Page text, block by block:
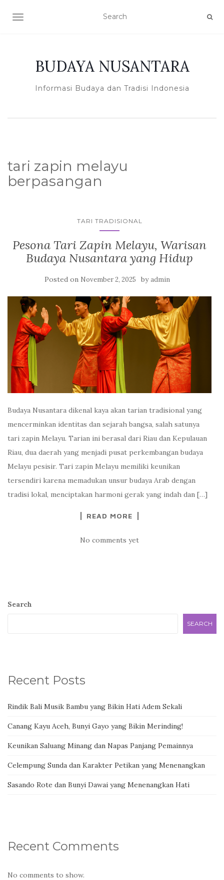
TOGGLE NAVIGATION
BUDAYA NUSANTARA
Informasi Budaya dan Tradisi Indonesia
tari zapin melayu
berpasangan
TARI TRADISIONAL
Pesona Tari Zapin Melayu, Warisan
Budaya Nusantara yang Hidup
Posted on November 2, 2025 byadmin
Budaya Nusantara dikenal kaya akan tarian tradisional yang
mencerminkan identitas dan sejarah bangsa, salah satunya
tari zapin Melayu. Tarian ini berasal dari Riau dan Kepulauan
Riau, dua daerah yang menjadi pusat perkembangan budaya
Melayu pesisir. Tari zapin Melayu memiliki keunikan
tersendiri karena memadukan unsur budaya Arab dengan
tradisi lokal, menciptakan harmoni gerak yang indah dan […]
READ MORE
No comments yet
Search
SEARCH
Recent Posts
Rindik Bali Musik Bambu yang Bikin Hati Adem Sekali
Canang Kayu Aceh, Bunyi Gayo yang Bikin Merinding!
Keunikan Saluang Minang dan Napas Panjang Pemainnya
Celempung Sunda dan Karakter Petikan yang Menenangkan
Sasando Rote dan Bunyi Dawai yang Menenangkan Hati
Recent Comments
No comments to show.